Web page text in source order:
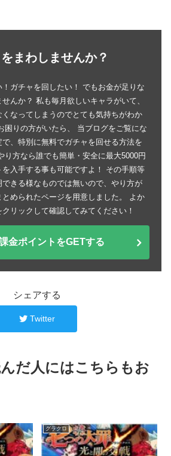
まわしませんか？
ガチャを回したい！ でもお金が足りな
んか？ 私も毎月欲しいキャラがいて、
なってしまうのでとても気持ちがわか
困りの方がいたら、 当ブログをご覧にな
、特別に無料でガチャを回せる方法を
り方なら誰でも簡単・安全に最大5000円
入手する事も可能ですよ！ その手順等
きる様なものでは無いので、やり方が
められたページを用意しました。 よか
リックして確認してみてください！
金ポイントをGETする
シェアする
Twitter
だ人にはこちらもお
グラクロ